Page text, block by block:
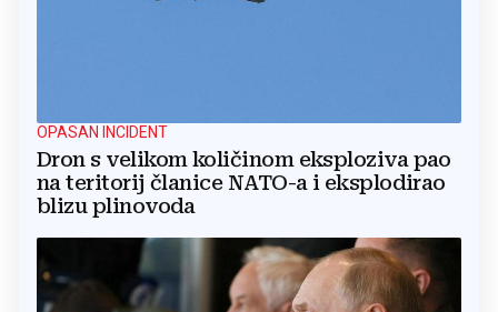
OPASAN INCIDENT
Dron s velikom količinom eksploziva pao
na teritorij članice NATO-a i eksplodirao
blizu plinovoda